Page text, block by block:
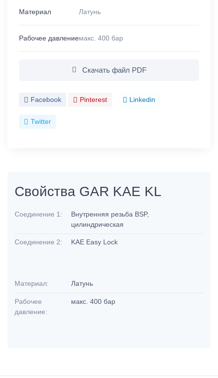
Материал Латунь
Рабочее давлениемакс. 400 бар
Скачать файл PDF
Facebook Pinterest Linkedin
Twitter
Свойства GAR KAE KL
Соединение 1:
Внутренняя резьба BSP,
цилиндрическая
Соединение 2: KAE Easy Lock
Материал: Латунь
Рабочее
давление:
макс. 400 бар